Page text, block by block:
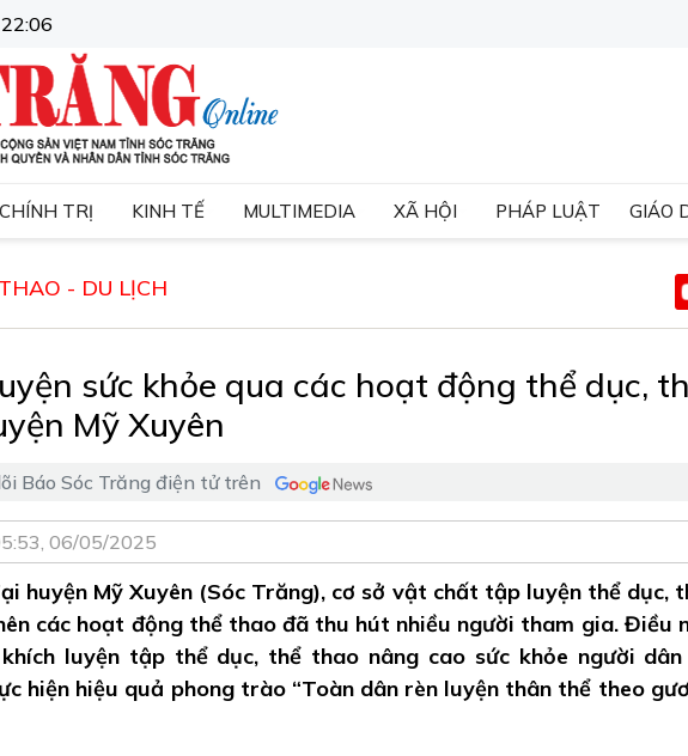
CHÍNH TRỊ KINH TẾ MULTIMEDIA XÃ HỘI PHÁP LUẬT GIÁO
- DU LỊCH
sức khỏe qua các hoạt động thể dục,
Mỹ Xuyên
Báo Sóc Trăng điện tử trên
06/05/2025
huyện Mỹ Xuyên (Sóc Trăng), cơ sở vật chất tập luyện thể dục,
các hoạt động thể thao đã thu hút nhiều người tham gia. Điều
khích luyện tập thể dục, thể thao nâng cao sức khỏe người
hiện hiệu quả phong trào “Toàn dân rèn luyện thân thể theo